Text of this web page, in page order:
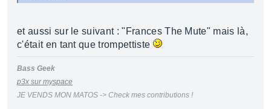
et aussi sur le suivant : "Frances The Mute" mais là,
c'était en tant que trompettiste
Bass Geek
p3x sur myspace
JE VENDS MON MATOS -> Check mes contributions !